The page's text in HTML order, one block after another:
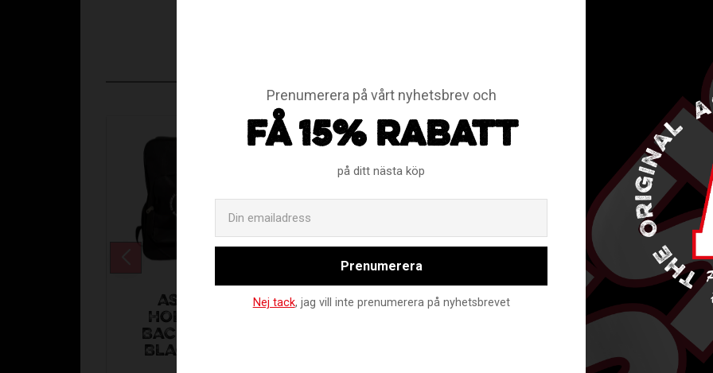
ASSIST
HOLSTER
BACKPACK
BLACK 2.0
FAT PIPE LUX -
STICK
FATPIPE HOLE
FP24-711929-006L
FAT
E
Prenumerera på vårt nyhetsbrev och
FÅ 15% RABATT
på ditt nästa köp
Prenumerera
Nej tack, jag vill inte prenumerera på nyhetsbrevet